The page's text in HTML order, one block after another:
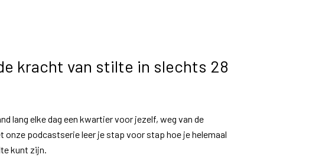
kracht van stilte in slechts 28
lang elke dag een kwartier voor jezelf, weg van de
onze podcastserie leer je stap voor stap hoe je helemaal
kunt zijn.